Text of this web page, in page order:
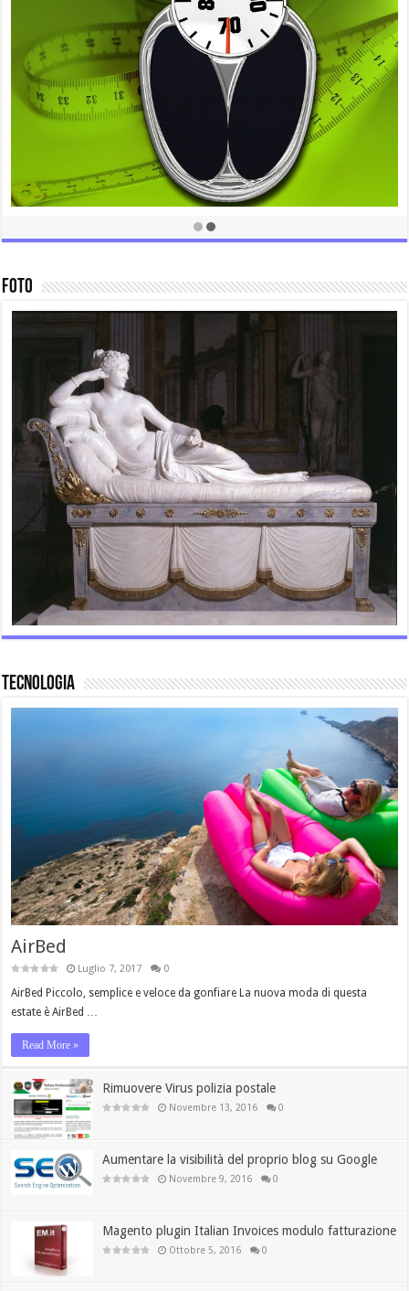
Come perfezionare un taglio di
Novembre 23, 2016
Foto
Tecnologia
AirBed
Luglio 7, 2017 0
AirBed Piccolo, semplice e veloce da gonfiare La nuova moda di questa
estate è AirBed …
Read More »
Rimuovere Virus polizia postale
Novembre 13, 2016 0
Aumentare la visibilità del proprio blog su Google
Novembre 9, 2016 0
Magento plugin Italian Invoices modulo fatturazione
Ottobre 5, 2016 0